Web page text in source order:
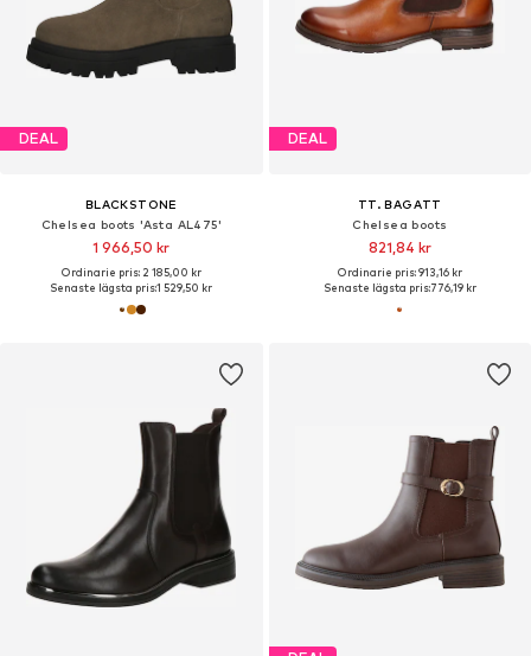
DEAL
BLACKSTONE
Chelsea boots 'Asta AL475'
1 966,50 kr
Ordinarie pris: 2 185,00 kr
Senaste lägsta pris:1 529,50 kr
DEAL
TT. BAGATT
Chelsea boots
821,84 kr
Ordinarie pris: 913,16 kr
Senaste lägsta pris:776,19 kr